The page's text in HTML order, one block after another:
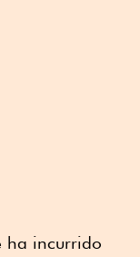
ha incurrido